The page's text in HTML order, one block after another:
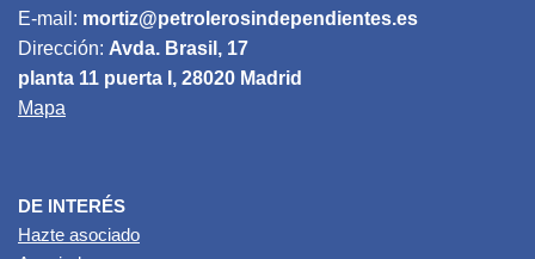
E-mail: mortiz@petrolerosindependientes.es
Dirección: Avda. Brasil, 17
planta 11 puerta I, 28020 Madrid
Mapa
DE INTERÉS
Hazte asociado